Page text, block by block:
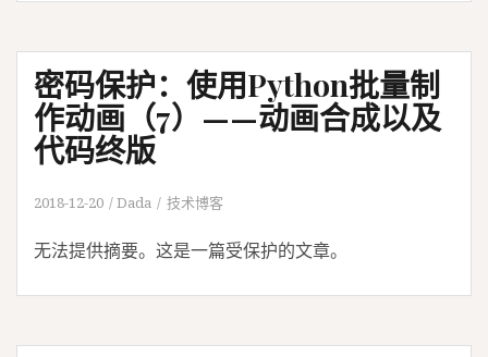
密码保护：使用Python批量制
作动画（7）——动画合成以及
代码终版
2018-12-20 Dada 技术博客
无法提供摘要。这是一篇受保护的文章。